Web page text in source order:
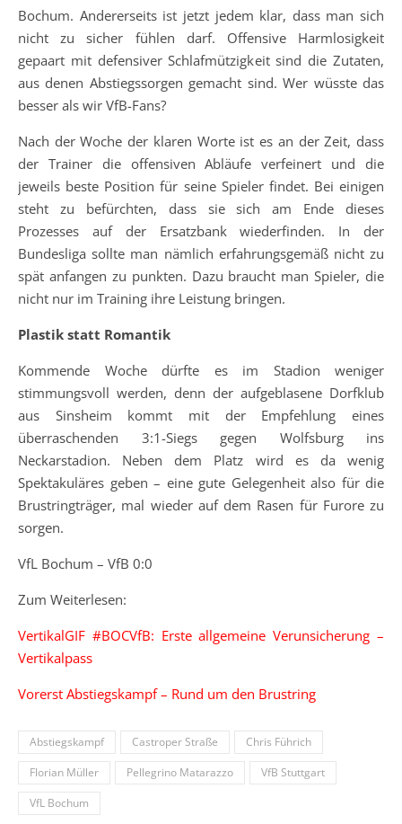
Bochum. Andererseits ist jetzt jedem klar, dass man sich
nicht zu sicher fühlen darf. Offensive Harmlosigkeit
gepaart mit defensiver Schlafmützigkeit sind die Zutaten,
aus denen Abstiegssorgen gemacht sind. Wer wüsste das
besser als wir VfB-Fans?
Nach der Woche der klaren Worte ist es an der Zeit, dass
der Trainer die offensiven Abläufe verfeinert und die
jeweils beste Position für seine Spieler findet. Bei einigen
steht zu befürchten, dass sie sich am Ende dieses
Prozesses auf der Ersatzbank wiederfinden. In der
Bundesliga sollte man nämlich erfahrungsgemäß nicht zu
spät anfangen zu punkten. Dazu braucht man Spieler, die
nicht nur im Training ihre Leistung bringen.
Plastik statt Romantik
Kommende Woche dürfte es im Stadion weniger
stimmungsvoll werden, denn der aufgeblasene Dorfklub
aus Sinsheim kommt mit der Empfehlung eines
überraschenden 3:1-Siegs gegen Wolfsburg ins
Neckarstadion. Neben dem Platz wird es da wenig
Spektakuläres geben – eine gute Gelegenheit also für die
Brustringträger, mal wieder auf dem Rasen für Furore zu
sorgen.
VfL Bochum – VfB 0:0
Zum Weiterlesen:
VertikalGIF #BOCVfB: Erste allgemeine Verunsicherung –
Vertikalpass
Vorerst Abstiegskampf – Rund um den Brustring
Abstiegskampf Castroper Straße
Chris Führich
Florian Müller
Pellegrino Matarazzo
VfB Stuttgart
VfL Bochum